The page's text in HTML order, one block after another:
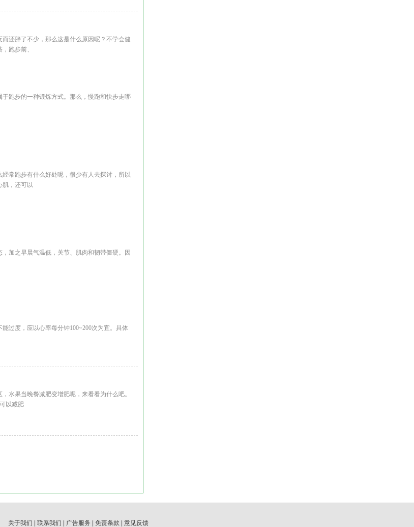
还胖了不少，那么这是什么原因呢？不学会健
跑步前、
跑步的一种锻炼方式。那么，慢跑和快步走哪
常跑步有什么好处呢，很少有人去探讨，所以
肌，还可以
加之早晨气温低，关节、肌肉和韧带僵硬。因
度，应以心率每分钟100~200次为宜。具体
果当晚餐减肥变增肥呢，来看看为什么吧。
以减肥
关于我们 联系我们 广告服务 免责条款 意见反馈